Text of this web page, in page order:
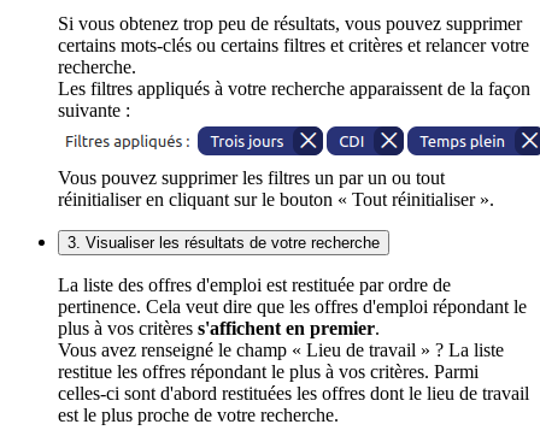
Si vous obtenez trop peu de résultats, vous pouvez supprimer
certains mots-clés ou certains filtres et critères et relancer votre
recherche.
Les filtres appliqués à votre recherche apparaissent de la façon
suivante :
Vous pouvez supprimer les filtres un par un ou tout
réinitialiser en cliquant sur le bouton « Tout réinitialiser ».
3. Visualiser les résultats de votre recherche
La liste des offres d'emploi est restituée par ordre de
pertinence. Cela veut dire que les offres d'emploi répondant le
plus à vos critères s'affichent en premier.
Vous avez renseigné le champ « Lieu de travail » ? La liste
restitue les offres répondant le plus à vos critères. Parmi
celles-ci sont d'abord restituées les offres dont le lieu de travail
est le plus proche de votre recherche.